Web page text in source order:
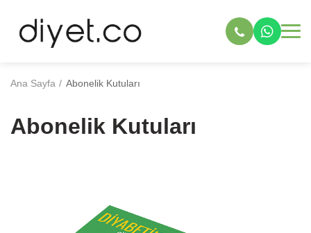
Ana Sayfa Abonelik Kutuları
Abonelik Kutuları